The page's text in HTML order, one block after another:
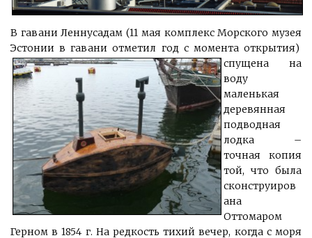
В гавани Леннусадам (11 мая комплекс Морского музея
Эстонии в гавани отметил год с момента открытия)
спущена на
воду
маленькая
деревянная
подводная
лодка –
точная копия
той, что была
сконструиров
ана
Оттомаром
Герном в 1854 г. На редкость тихий вечер, когда с моря